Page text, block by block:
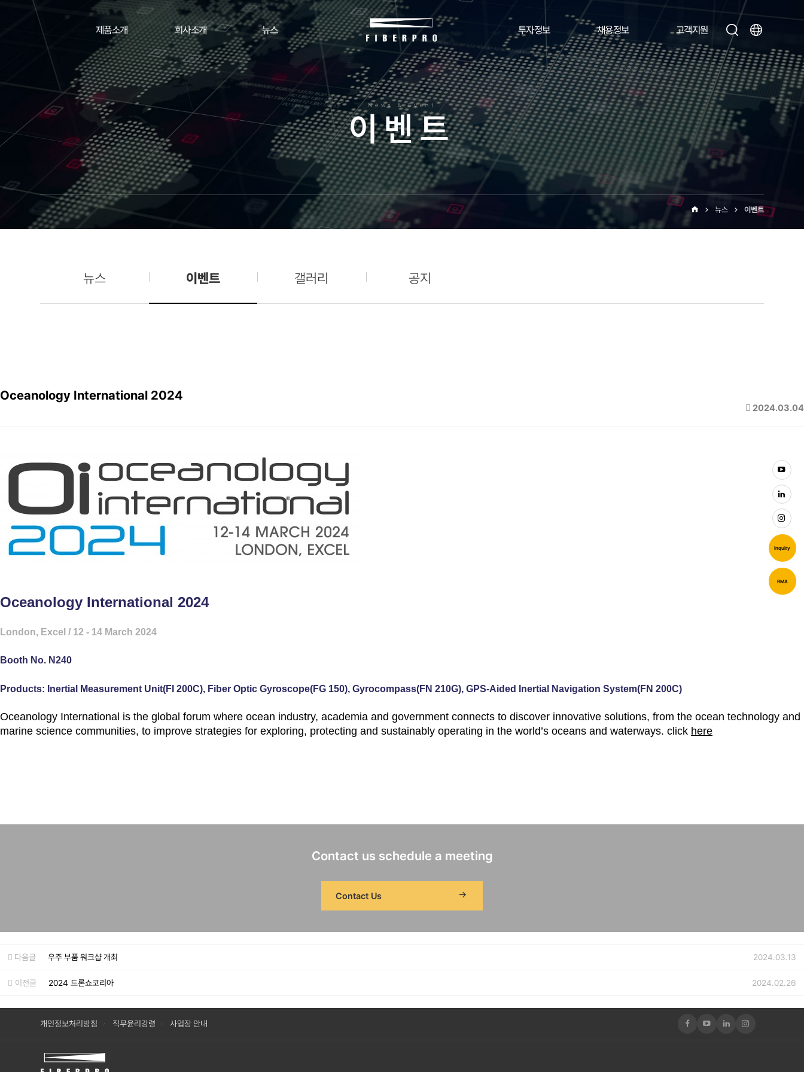
Inquiry
RMA
제품소개 회사소개 뉴스 투자정보 채용정보 고객지원
News & Event
이벤트
뉴스 이벤트
뉴스 이벤트 갤러리 공지
Oceanology International 2024
2024.03.04
Oceanology International 2024
London, Excel / 12 - 14 March 2024
Booth No. N240
Products: Inertial Measurement Unit(FI 200C), Fiber Optic Gyroscope(FG 150), Gyrocompass(FN 210G), GPS-Aided Inertial Navigation System(FN 200C)
Oceanology International is the global forum where ocean industry, academia and government connects to discover innovative solutions, from the ocean technology and
marine science communities, to improve strategies for exploring, protecting and sustainably operating in the world’s oceans and waterways. click here
Contact us schedule a meeting
Contact Us
다음글 우주 부품 워크샵 개최 2024.03.13
이전글 2024 드론쇼코리아 2024.02.26
개인정보처리방침 직무윤리강령 사업장 안내